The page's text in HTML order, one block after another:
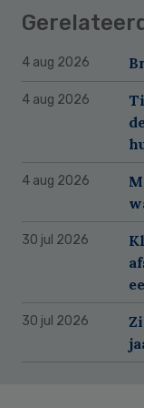
4 aug 2026
4 aug 2026
4 aug 2026
30 jul 2026
30 jul 2026